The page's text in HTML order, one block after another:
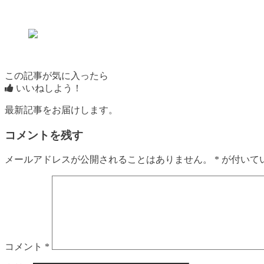
この記事が気に入ったら
いいねしよう！
最新記事をお届けします。
コメントを残す
メールアドレスが公開されることはありません。 * が付いて
コメント *